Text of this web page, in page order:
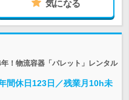
気になる
！物流容器「パレット」レンタル
間休日123日／残業月10h未